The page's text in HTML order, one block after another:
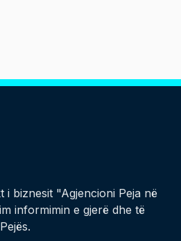
i biznesit "Agjencioni Peja në
informimin e gjerë dhe të